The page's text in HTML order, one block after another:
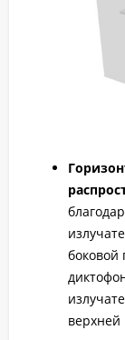
боковой